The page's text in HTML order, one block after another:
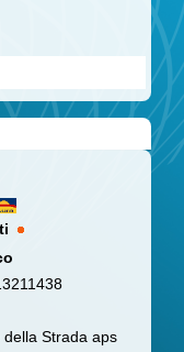
Strada aps